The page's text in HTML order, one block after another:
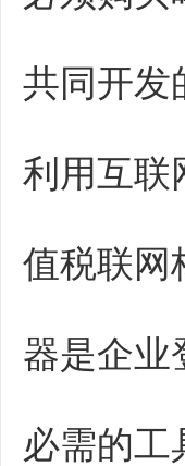
共同开发
利用互联
值税联网
器是企业
必需的工